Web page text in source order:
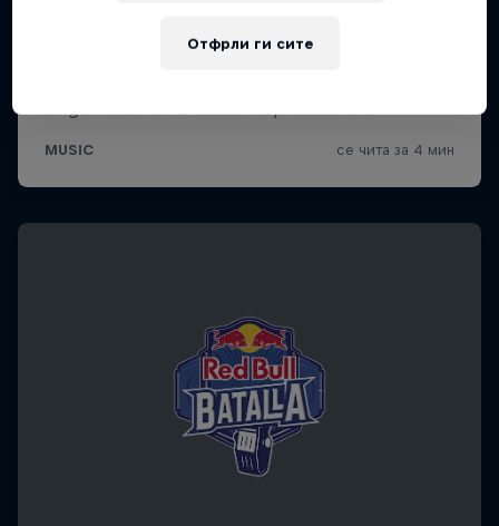
Отфрли ги сите